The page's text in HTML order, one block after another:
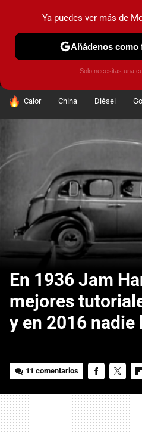
MENÚ
COCHES
HOY SE HABLA DE
Calor China Diésel
En 1936 Jam
mejores
y en 2016 nadie
11 comentarios
Ya puedes ver más de
Añádenos como
Solo necesitas una